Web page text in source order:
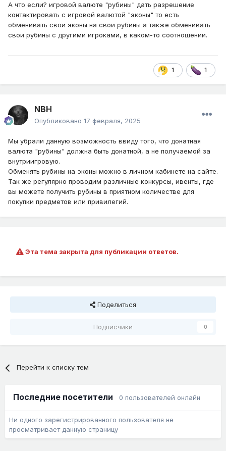
А что если? игровой валюте "рубины" дать разрешение
контактировать с игровой валютой "эконы" то есть
обменивать свои эконы на свои рубины а также обменивать
свои рубины с другими игроками, в каком-то соотношении.
1 1
NBH
Опубликовано 17 февраля, 2025
Мы убрали данную возможность ввиду того, что донатная
валюта "рубины" должна быть донатной, а не получаемой за
внутриигровую.
Обменять рубины на эконы можно в личном кабинете на сайте.
Так же регулярно проводим различные конкурсы, ивенты, где
вы можете получить рубины в приятном количестве для
покупки предметов или привилегий.
Эта тема закрыта для публикации ответов.
Поделиться
Подписчики 0
Перейти к списку тем
Последние посетители 0 пользователей онлайн
Ни одного зарегистрированного пользователя не
просматривает данную страницу